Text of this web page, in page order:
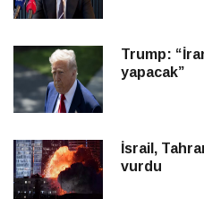
Trump:
yapacak”
İsrail,
vurdu